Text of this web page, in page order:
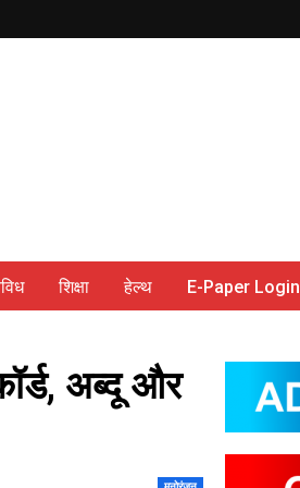
शिक्षा हेल्थ E-Paper Login
अब्दू और